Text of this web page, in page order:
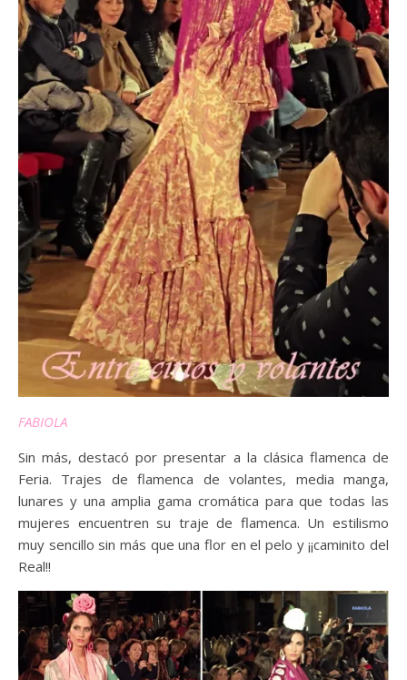
FABIOLA
Sin más, destacó por presentar a la clásica flamenca de
Feria. Trajes de flamenca de volantes, media manga,
lunares y una amplia gama cromática para que todas las
mujeres encuentren su traje de flamenca. Un estilismo
muy sencillo sin más que una flor en el pelo y ¡¡caminito del
Real!!